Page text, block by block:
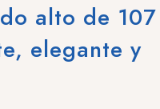
alto de
elegante y